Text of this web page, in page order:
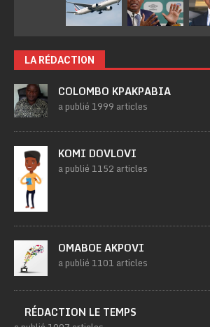
LA RÉDACTION
COLOMBO KPAKPABIA
a publié 1999 articles
KOMI DOVLOVI
a publié 1152 articles
OMABOE AKPOVI
a publié 1101 articles
RÉDACTION LE TEMPS